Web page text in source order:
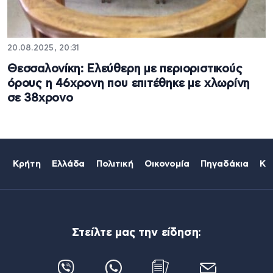
20.08.2025, 20:31
Θεσσαλονίκη: Ελεύθερη με περιοριστικούς
όρους η 46χρονη που επιτέθηκε με χλωρίνη
σε 38χρονο
Κρήτη Ελλάδα Πολιτική Οικονομία Πηγαδάκια
Στείλτε μας την είδηση: